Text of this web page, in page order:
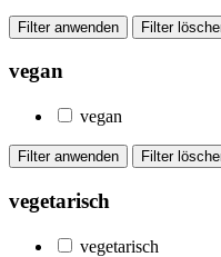
vegan
vegan
vegetarisch
vegetarisch